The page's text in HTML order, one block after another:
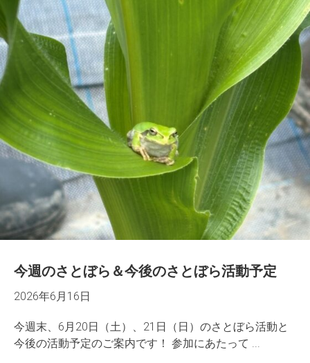
今週のさとぼら＆今後のさとぼら活動予定
2026年6月16日
今週末、6月20日（土）、21日（日）のさとぼら活動と
今後の活動予定のご案内です！ 参加にあたって ...